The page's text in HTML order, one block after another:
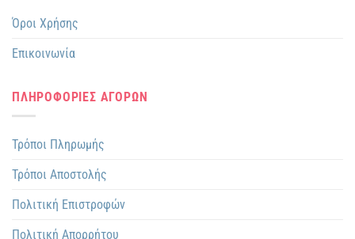
Όροι Χρήσης
Επικοινωνία
ΠΛΗΡΟΦΟΡΙΕΣ ΑΓΟΡΩΝ
Τρόποι Πληρωμής
Τρόποι Αποστολής
Πολιτική Επιστροφών
Πολιτική Απορρήτου